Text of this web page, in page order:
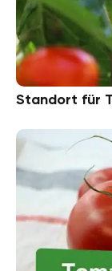
Standort für